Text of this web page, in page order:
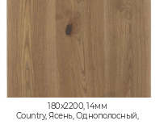
180x2200, 14мм
Country, Ясень, Однополосный,